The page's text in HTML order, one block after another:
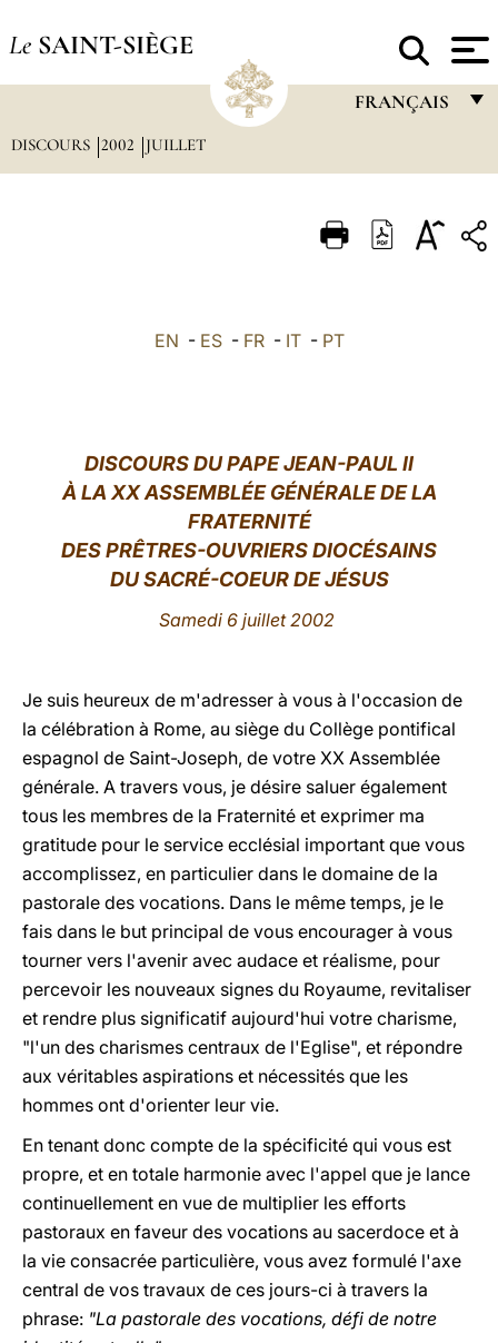
Le SAINT-SIÈGE
FRANÇAIS
ITALIANO
中文
LATINE
DISCOURS 2002 JUILLET
EN - ES- FR- IT- PT
DISCOURS DU PAPE JEAN-PAUL II
À LA XX ASSEMBLÉE GÉNÉRALE DE LA
FRATERNITÉ
DES PRÊTRES-OUVRIERS DIOCÉSAINS
DU SACRÉ-COEUR DE JÉSUS
Samedi 6 juillet 2002
Je suis heureux de m'adresser à vous à l'occasion de
la célébration à Rome, au siège du Collège pontifical
espagnol de Saint-Joseph, de votre XX Assemblée
générale. A travers vous, je désire saluer également
tous les membres de la Fraternité et exprimer ma
gratitude pour le service ecclésial important que vous
accomplissez, en particulier dans le domaine de la
pastorale des vocations. Dans le même temps, je le
fais dans le but principal de vous encourager à vous
tourner vers l'avenir avec audace et réalisme, pour
percevoir les nouveaux signes du Royaume, revitaliser
et rendre plus significatif aujourd'hui votre charisme,
"l'un des charismes centraux de l'Eglise", et répondre
aux véritables aspirations et nécessités que les
hommes ont d'orienter leur vie.
En tenant donc compte de la spécificité qui vous est
propre, et en totale harmonie avec l'appel que je lance
continuellement en vue de multiplier les efforts
pastoraux en faveur des vocations au sacerdoce et à
la vie consacrée particulière, vous avez formulé l'axe
central de vos travaux de ces jours-ci à travers la
phrase: "La pastorale des vocations, défi de notre